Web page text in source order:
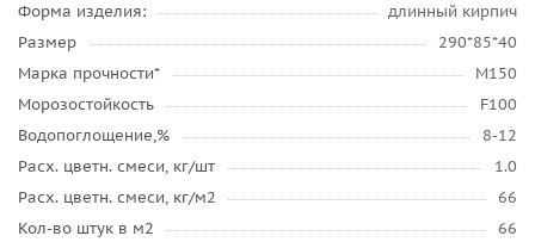
Форма изделия:
длинный кирпич
Размер
290*85*40
Марка прочности*
М150
Морозостойкость
F100
Водопоглощение,%
8-12
Расх. цветн. смеси, кг/шт
1.0
Расх. цветн. смеси, кг/м2
66
Кол-во штук в м2
66